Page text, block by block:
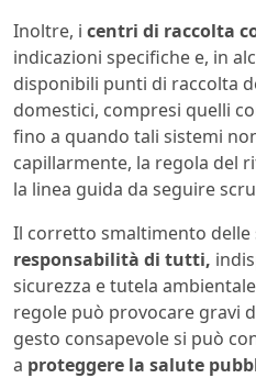
Inoltre, i centri di raccolta
indicazioni specifiche e, in
disponibili punti di raccolta
domestici, compresi quelli
fino a quando tali sistemi
capillarmente, la regola del
la linea guida da seguire
Il corretto smaltimento delle
responsabilità di tutti,
sicurezza e tutela
regole può provocare gravi
gesto consapevole si può
a proteggere la salute